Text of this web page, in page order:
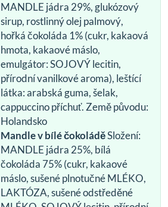
MANDLE jádra 29%, glukózový
sirup, rostlinný olej palmový,
hořká čokoláda 1% (cukr, kakaová
hmota, kakaové máslo,
emulgátor: SOJOVÝ lecitin,
přírodní vanilkové aroma), leštící
látka: arabská guma, šelak,
cappuccino příchuť. Země původu:
Holandsko
Mandle v bílé čokoláděSložení:
MANDLE jádra 25%, bílá
čokoláda 75% (cukr, kakaové
máslo, sušené plnotučné MLÉKO,
LAKTÓZA, sušené odstředěné